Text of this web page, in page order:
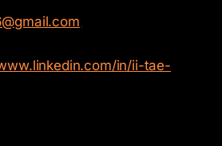
in/ii-tae-